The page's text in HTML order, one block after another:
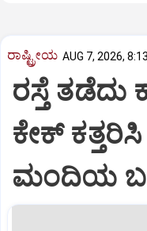
ರಾಷ್ಟ್ರೀಯ AUG 7, 2026,
ರಸ್ತೆ
ಕೇಕ್
ಮಂದಿಯ